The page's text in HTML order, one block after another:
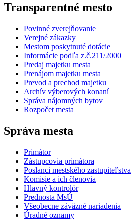
Transparentné mesto
Povinné zverejňovanie
Verejné zákazky
Mestom poskytnuté dotácie
Informácie podľa z.č.211/2000
Predaj majetku mesta
Prenájom majetku mesta
Prevod a prechod majetku
Archív výberových konaní
Správa nájomných bytov
Rozpočet mesta
Správa mesta
Primátor
Zástupcovia primátora
Poslanci mestského zastupiteľstva
Komisie a ich členovia
Hlavný kontrolór
Prednosta MsÚ
Všeobecne záväzné nariadenia
Úradné oznamy